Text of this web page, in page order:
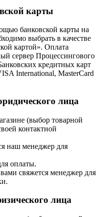
карты
банковской карты на
выбрать в качестве
картой». Оплата
сервер Процессингового
кредитных карт
International, MasterCard
лица
(выбор товарной
контактной
наш менеджер для
оплаты.
свяжется менеджер для
лица